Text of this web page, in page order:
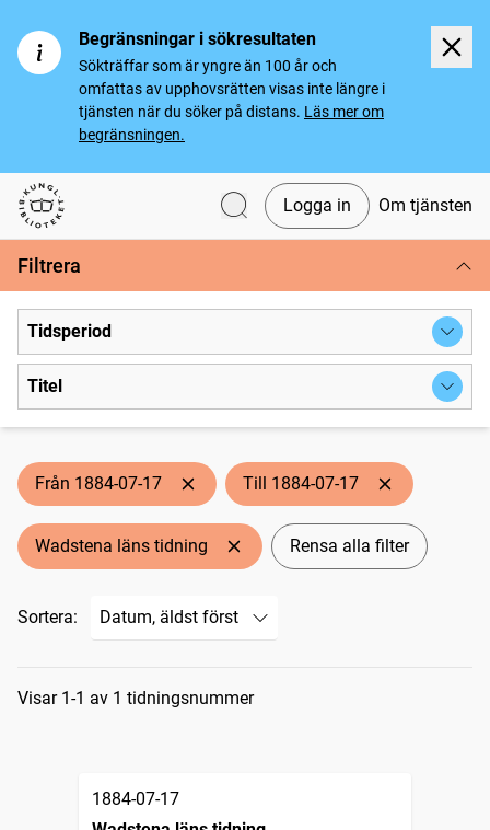
Begränsningar i sökresultaten
Sökträffar som är yngre än 100 år och
omfattas av upphovsrätten visas inte längre i
tjänsten när du söker på distans. Läs mer om
begränsningen.
Svenska tidningar
Logga in Om tjänsten
Filtrera
Tidsperiod
Titel
Från 1884-07-17 Till 1884-07-17
Wadstena läns tidning Rensa alla filter
Sortera:
Sökresultat
Visar 1-1 av 1 tidningsnummer
1884-07-17